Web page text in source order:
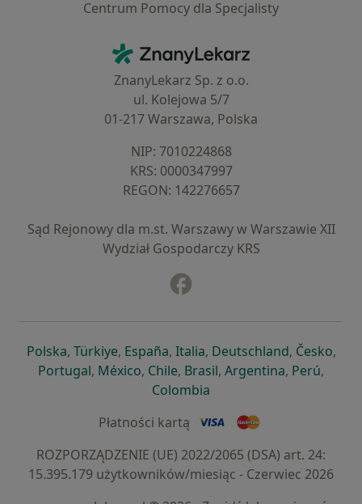
Centrum Pomocy dla Specjalisty
ZnanyLekarz - Strona główna
ZnanyLekarz Sp. z o.o.
ul. Kolejowa 5/7
01-217 Warszawa, Polska
NIP: ⁠7010224868
KRS: ⁠0000347997
REGON: ⁠142276657
Sąd Rejonowy dla m.st. Warszawy w Warszawie XII
Wydział Gospodarczy KRS
Polskaotwiera się w nowej karcie
, Türkiyeotwiera się w nowej karcie
, Españaotwiera się w nowej karcie
, Italiaotwiera się w nowej
, Deutschlandotwiera się
, Česko,
Portugalotwiera się w nowej karcie
, Méxicootwiera się w nowej karcie
, Chileotwiera się w nowej karcie
, Brasilotwiera się w nowej
, Argentinaotwiera się
, Perú,
Colombia
Płatności kartą
ROZPORZĄDZENIE (UE) 2022/2065 (DSA) art. 24:
15.395.179 użytkowników/miesiąc - Czerwiec 2026